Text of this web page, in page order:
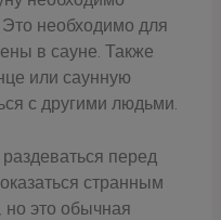
необходимо для
в сауне. Также
или саунную
с другими людьми.
перед
странным
но это обычная